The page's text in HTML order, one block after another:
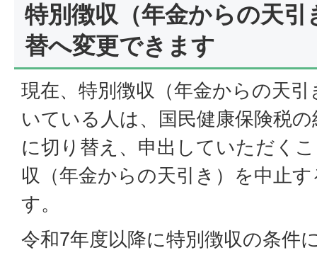
特別徴収（年金からの天引
替へ変更できます
現在、特別徴収（年金からの天
いている人は、国民健康保険税
に切り替え、申出していただく
収（年金からの天引き）を中止
す。
令和7年度以降に特別徴収の条件